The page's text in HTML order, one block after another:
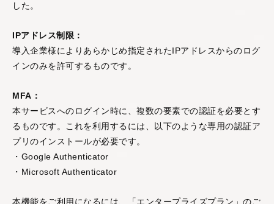
ルインテリジェンスシ
AI360
の評判を収集・解析
分析する360度フィード
した。
IPアドレス制限：
導入企業様によりあらかじめ指定されたIPアドレスからのログ
インのみを許可するものです。
MFA：
本サービスへのログイン時に、複数の要素での認証を必要とす
るものです。これを利用するには、以下のような専用の認証ア
プリのインストールが必要です。
・Google Authenticator
・Microsoft Authenticator
本機能をご利用になるには、「エンタープライズプラン」のご